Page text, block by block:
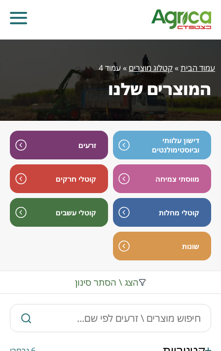
קוטלי עשבים
קוטלי מחלות
קוטלי חרקים
מווסתי צמיחה
דישון עלוותי וביוסטימולנטים
עמוד הבית»קטלוג מוצרים »עמוד 4
המוצרים שלנו
דישון עלוותי
וביוסטימולנטים
זרעים
מווסתי צמיחה קוטלי חרקים
קוטלי מחלות קוטלי עשבים
שונות
הצג \ הסתר סינון